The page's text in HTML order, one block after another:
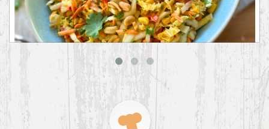
Asiatischer Chinakohl-Salat